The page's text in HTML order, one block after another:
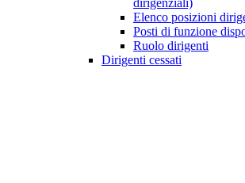
dirigenziali)
Elenco posizioni
Posti di funzione
Ruolo dirigenti
Dirigenti cessati